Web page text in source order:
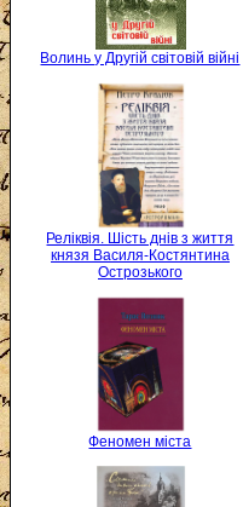
Волинь у Другій світовій війні
Реліквія. Шість днів з життя
князя Василя-Костянтина
Острозького
Феномен міста